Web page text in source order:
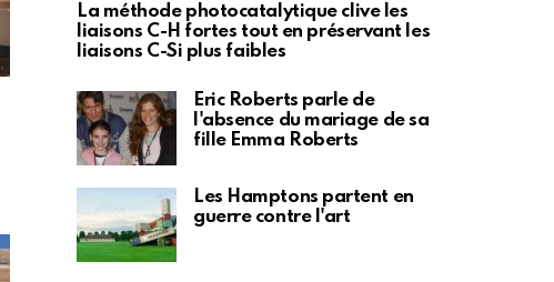
La méthode photocatalytique clive les
liaisons C-H fortes tout en préservant les
liaisons C-Si plus faibles
Eric Roberts parle de
l'absence du mariage de sa
fille Emma Roberts
Les Hamptons partent en
guerre contre l'art